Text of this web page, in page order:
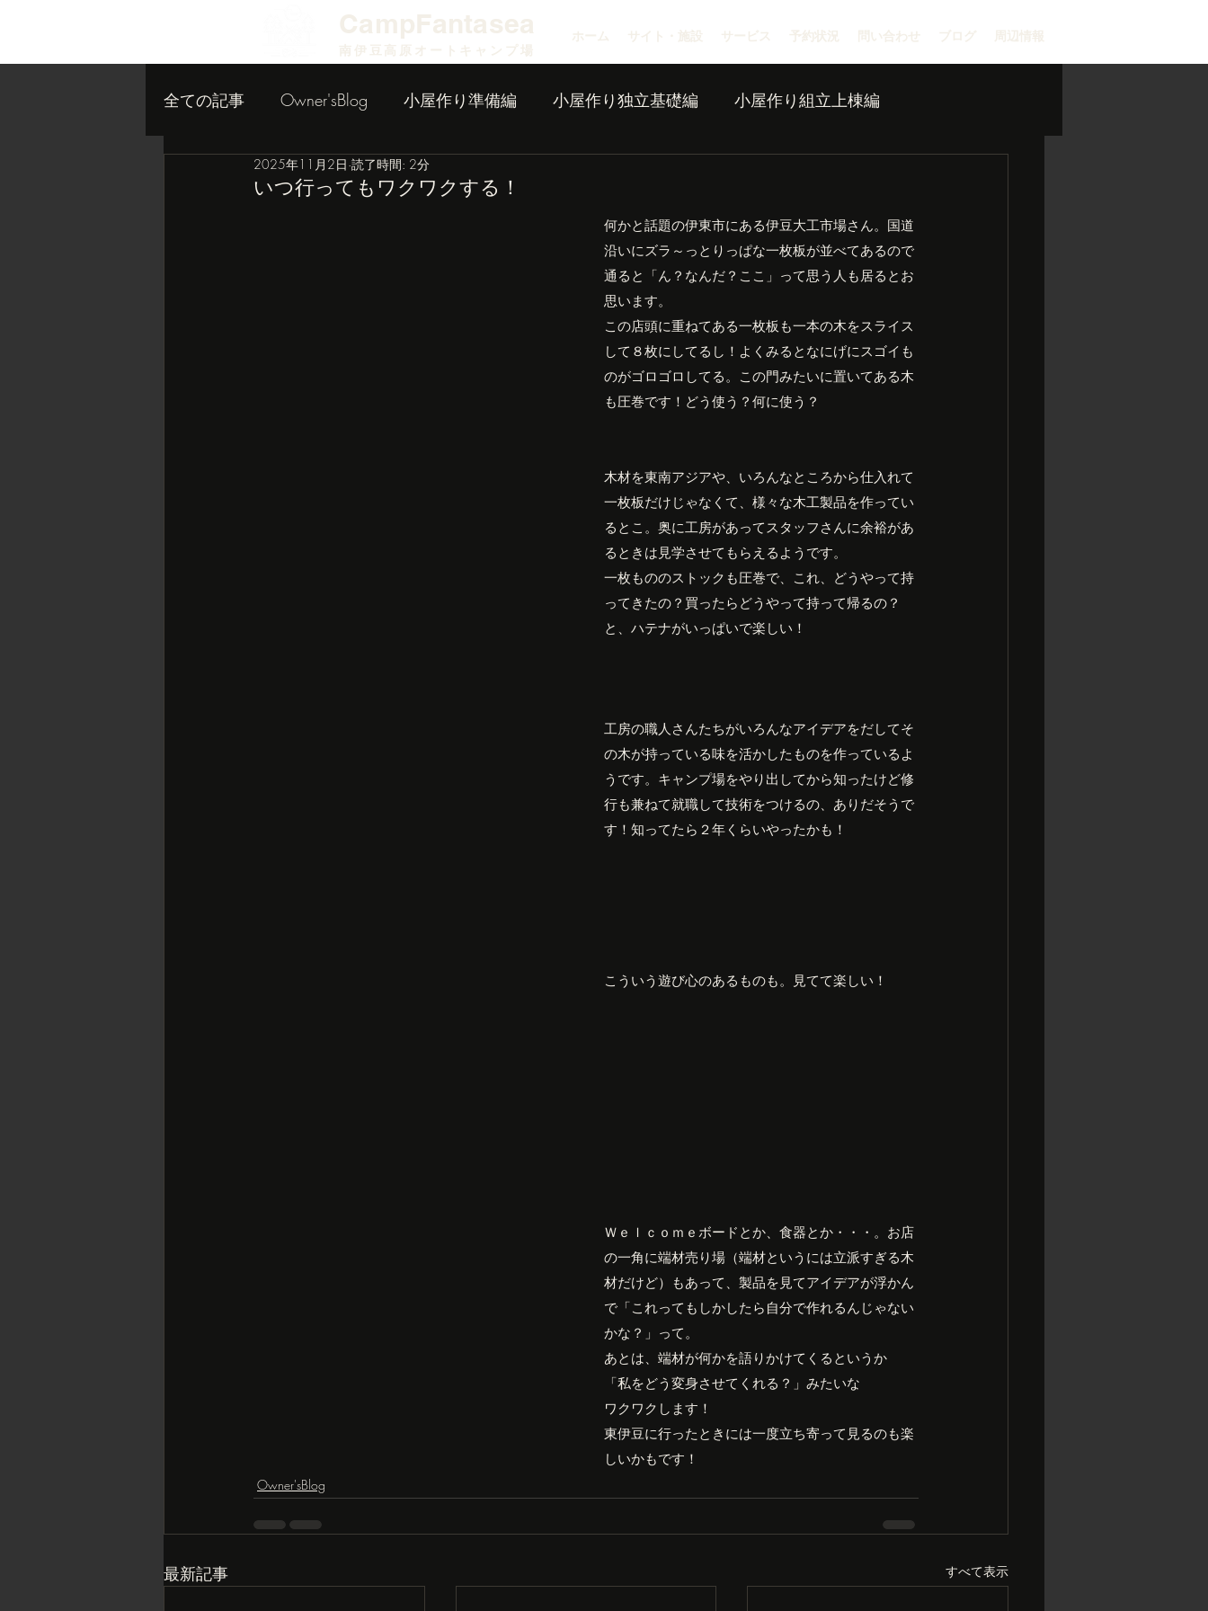
​CampFantasea ホーム サイト・施設 サービス 予約状況 問い合わせ ブログ 周辺情報
南伊豆高原オートキャンプ場
全ての記事 Owner'sBlog 小屋作り準備編 小屋作り独立基礎編 小屋作り組立上棟編
小屋作り内装編
いつ行ってもワクワクする！
2025年11月2日 読了時間: 2分
何かと話題の伊東市にある伊豆大工市場さん。国道
沿いにズラ～っとりっぱな一枚板が並べてあるので
通ると「ん？なんだ？ここ」って思う人も居るとお
思います。
この店頭に重ねてある一枚板も一本の木をスライス
して８枚にしてるし！よくみるとなにげにスゴイも
のがゴロゴロしてる。この門みたいに置いてある木
も圧巻です！どう使う？何に使う？
木材を東南アジアや、いろんなところから仕入れて
一枚板だけじゃなくて、様々な木工製品を作ってい
るとこ。奥に工房があってスタッフさんに余裕があ
るときは見学させてもらえるようです。
一枚もののストックも圧巻で、これ、どうやって持
ってきたの？買ったらどうやって持って帰るの？
と、ハテナがいっぱいで楽しい！
工房の職人さんたちがいろんなアイデアをだしてそ
の木が持っている味を活かしたものを作っているよ
うです。キャンプ場をやり出してから知ったけど修
行も兼ねて就職して技術をつけるの、ありだそうで
す！知ってたら２年くらいやったかも！
こういう遊び心のあるものも。見てて楽しい！
Ｗｅｌｃｏｍｅボードとか、食器とか・・・。お店
の一角に端材売り場（端材というには立派すぎる木
材だけど）もあって、製品を見てアイデアが浮かん
で「これってもしかしたら自分で作れるんじゃない
かな？」って。
あとは、端材が何かを語りかけてくるというか
「私をどう変身させてくれる？」みたいな
ワクワクします！
東伊豆に行ったときには一度立ち寄って見るのも楽
しいかもです！
Owner'sBlog
最新記事 すべて表示